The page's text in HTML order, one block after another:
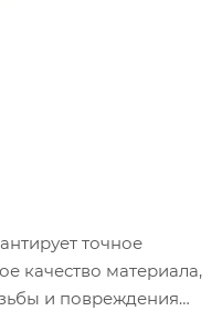
точное
качество материала,
и повреждения